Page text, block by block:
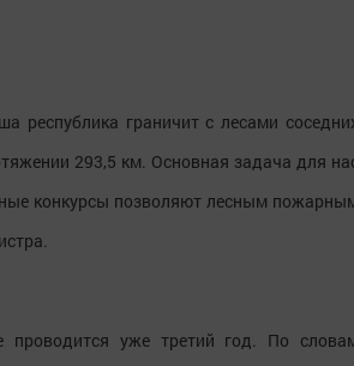
республика граничит с лесами
293,5 км. Основная задача для
конкурсы позволяют лесным
проводится уже третий год. По